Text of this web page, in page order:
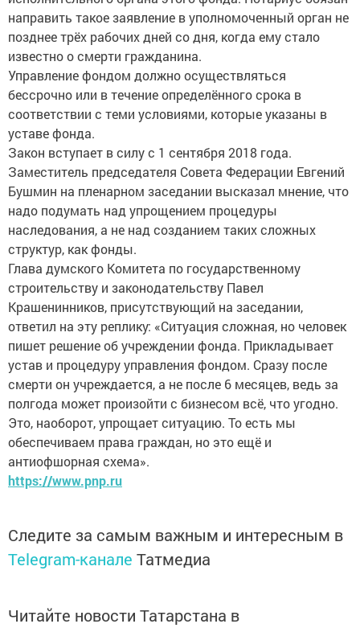
направить такое заявление в уполномоченный орган не
позднее трёх рабочих дней со дня, когда ему стало
известно о смерти гражданина.
Управление фондом должно осуществляться
бессрочно или в течение определённого срока в
соответствии с теми условиями, которые указаны в
уставе фонда.
Закон вступает в силу с 1 сентября 2018 года.
Заместитель председателя Совета Федерации Евгений
Бушмин на пленарном заседании высказал мнение, что
надо подумать над упрощением процедуры
наследования, а не над созданием таких сложных
структур, как фонды.
Глава думского Комитета по государственному
строительству и законодательству Павел
Крашенинников, присутствующий на заседании,
ответил на эту реплику: «Ситуация сложная, но человек
пишет решение об учреждении фонда. Прикладывает
устав и процедуру управления фондом. Сразу после
смерти он учреждается, а не после 6 месяцев, ведь за
полгода может произойти с бизнесом всё, что угодно.
Это, наоборот, упрощает ситуацию. То есть мы
обеспечиваем права граждан, но это ещё и
антиофшорная схема».
https://www.pnp.ru
Следите за самым важным и интересным в
Telegram-канале Татмедиа
Читайте новости Татарстана в